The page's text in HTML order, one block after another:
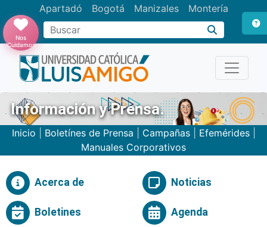
Apartadó Bogotá Manizales Montería
Buscar
Nos
Cuidamos
Información y Prensa.
Inicio Boletínes de Prensa Campañas| Efemérides|
Manuales Corporativos
Acerca de Noticias
Boletines Agenda